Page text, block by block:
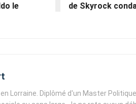
le
de Skyrock
en Lorraine. Diplômé d'un Master